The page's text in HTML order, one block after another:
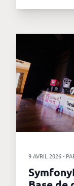
9 AVRIL 2026 -